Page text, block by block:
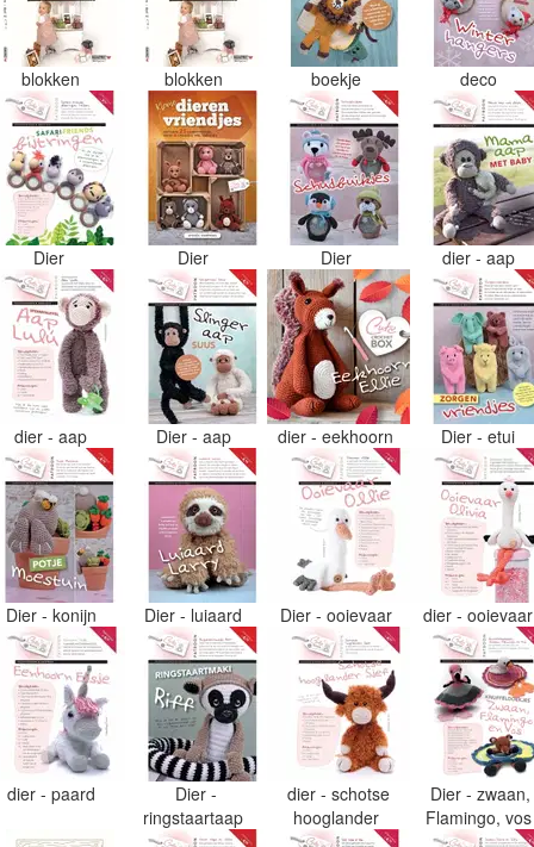
blokken blokken boekje deco
Dier Dier Dier dier - aap
dier - aap Dier - aap dier - eekhoorn Dier - etui
Dier - konijn Dier - luiaard Dier - ooievaar dier -
dier - paard
Dier -
ringstaartaap
dier - schotse
hooglander
Dier - zwaan,
Flamingo,